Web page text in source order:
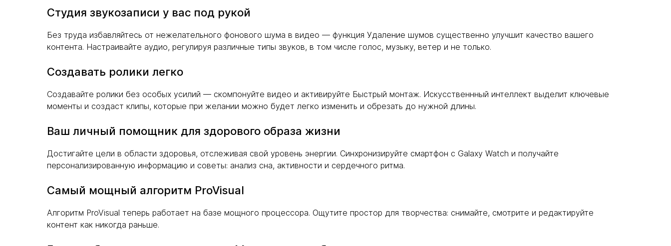
Студия звукозаписи у вас под рукой
Без труда избавляйтесь от нежелательного фонового шума в видео — функция Удаление шумов существенно улучшит качество вашего
контента. Настраивайте аудио, регулируя различные типы звуков, в том числе голос, музыку, ветер и не только.
Создавать ролики легко
Создавайте ролики без особых усилий — скомпонуйте видео и активируйте Быстрый монтаж. Искусственнный интеллект выделит ключевые
моменты и создаст клипы, которые при желании можно будет легко изменить и обрезать до нужной длины.
Ваш личный помощник для здорового образа жизни
Достигайте цели в области здоровья, отслеживая свой уровень энергии. Синхронизируйте смартфон с Galaxy Watch и получайте
персонализированную информацию и советы: анализ сна, активности и сердечного ритма.
Самый мощный алгоритм ProVisual
Алгоритм ProVisual теперь работает на базе мощного процессора. Ощутите простор для творчества: снимайте, смотрите и редактируйте
контент как никогда раньше.